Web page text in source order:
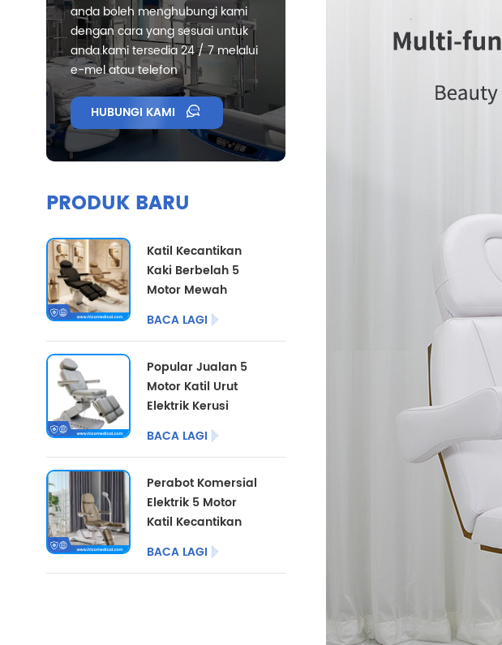
anda boleh menghubungi kami
dengan cara yang sesuai untuk
anda.kami tersedia 24 / 7 melalui
e-mel atau telefon
HUBUNGI KAMI
PRODUK BARU
Katil Kecantikan
Kaki Berbelah 5
Motor Mewah
dengan Pilihan
Warna Tersuai
BACA LAGI
Popular Jualan 5
Motor Katil Urut
Elektrik Kerusi
Pedikur Kosmetik
Perabot Salon Katil
untuk Pusat
Podiatri
BACA LAGI
Perabot Komersial
Elektrik 5 Motor
Katil Kecantikan
dengan Kaki
Berbelah
BACA LAGI